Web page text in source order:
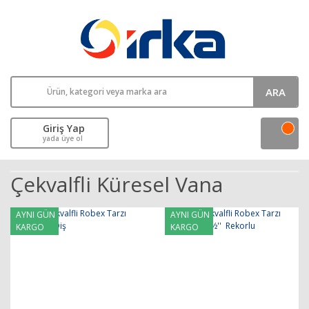
ARA
Giriş Yap
yada üye ol
Çekvalfli Küresel Vana
AYNI GÜN
KARGO
AYNI GÜN
KARGO